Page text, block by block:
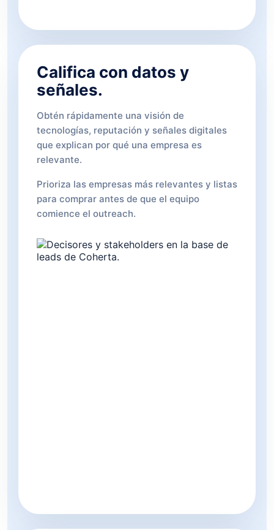
Califica con datos y
señales.
Obtén rápidamente una visión de
tecnologías, reputación y señales digitales
que explican por qué una empresa es
relevante.
Prioriza las empresas más relevantes y listas
para comprar antes de que el equipo
comience el outreach.